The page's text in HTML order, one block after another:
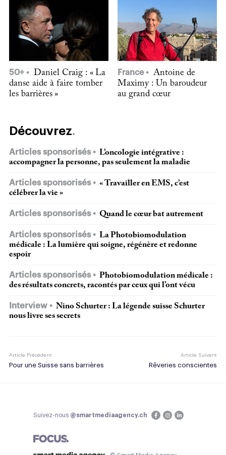
50+
Daniel Craig : « La
danse aide à faire tomber
les barrières »
France
Antoine de
Maximy : Un baroudeur
au grand cœur
Découvrez
Articles sponsorisés
L’oncologie intégrative :
accompagner la personne, pas seulement la maladie
Articles sponsorisés
« Travailler en EMS, c’est
célébrer la vie »
Articles sponsorisés Quand le cœur bat autrement
Articles sponsorisés
La Photobiomodulation
médicale : La lumière qui soigne, régénère et redonne
espoir
Articles sponsorisés
Photobiomodulation médicale :
des résultats concrets, racontés par ceux qui l’ont vécu
Interview
Nino Schurter : La légende suisse Schurter
nous livre ses secrets
Article Précédent
Pour une Suisse sans barrières
Article Suivant
Rêveries conscientes
Suivez-nous @smartmediaagency.ch